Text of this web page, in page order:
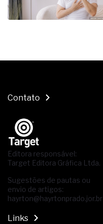
Contato
Editora responsável:
Target Editora Gráfica Ltda.
Sugestões de pautas ou
envio de artigos:
hayrton@hayrtonprado.jor.br
Links